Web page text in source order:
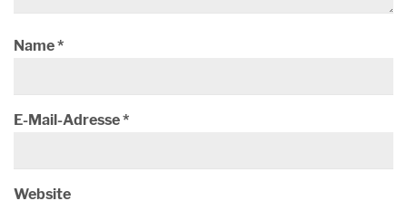
Name*
E-Mail-Adresse*
Website